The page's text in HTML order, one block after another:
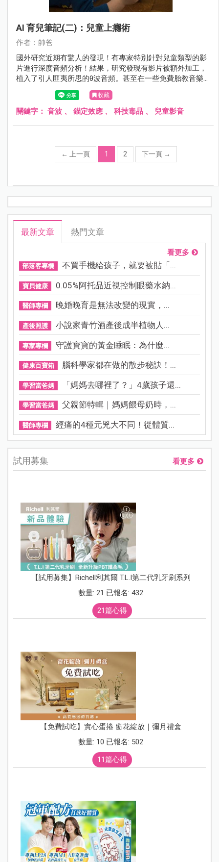
AI 育兒筆記(二)：兒童上癮術
作者：帥爸
國外研究近期有驚人的發現！有專家特別針對兒童類型的影
片進行深度音頻分析！結果，研究發現有影片被額外加工，
植入了引人匪夷所思的θ波音頻。甚至在一些免費胎教音樂
裡，也發現能引發這種特殊頻率的音波。 這些聲音波段成人
是聽不到的。
收藏
關鍵字： 音波 、 錨定效應 、 科技毒品 、 兒童影音
← 上一頁 1 2 下一頁 →
最新文章 熱門文章
看更多
部落客專欄 不買手機給孩子，就要被貼「...
寶貝健康 0.05%阿托品近視控制眼藥水納...
醫師專欄 晚婚晚育是無法改變的現實，...
產後照護 小說家青竹酒產後成半植物人...
專家專欄 守護寶寶的黃金睡眠：為什麼...
健康百寶箱 腦科學家都在做的散步秘訣！...
學習當爸媽 「媽媽去哪裡了？」4歲孩子還...
學習當爸媽 父親節特輯｜媽媽餵母奶時，...
醫師專欄 經痛的4種元兇大不同！從體質...
試用募集 看更多
【試用募集】Richell利其爾 T.L.I第二代乳牙刷系列
數量: 21 已報名: 432
21篇心得
【免費試吃】實心蛋捲 窗花綻放｜彌月禮盒
數量: 10 已報名: 502
11篇心得